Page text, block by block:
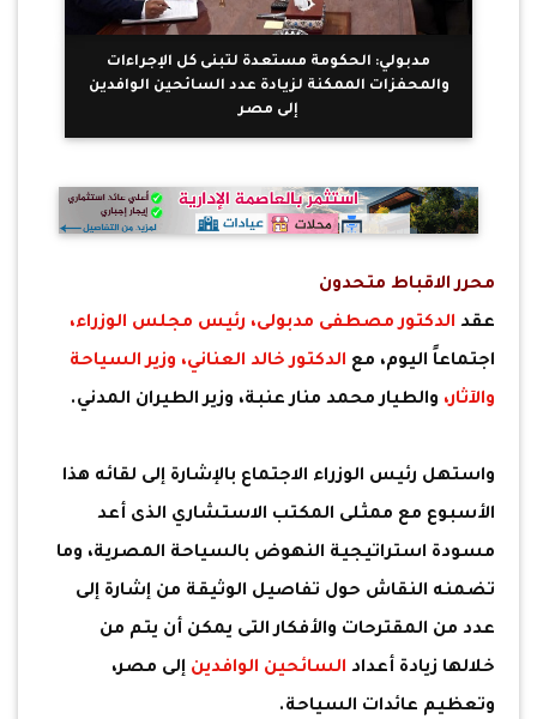
مدبولي: الحكومة مستعدة لتبنى كل الإجراءات
والمحفزات الممكنة لزيادة عدد السائحين الوافدين
إلى مصر
محرر الاقباط متحدون
عقد الدكتور مصطفى مدبولى، رئيس مجلس الوزراء،
اجتماعاً اليوم، مع الدكتور خالد العناني، وزير السياحة
والآثار، والطيار محمد منار عنبة، وزير الطيران المدني.
واستهل رئيس الوزراء الاجتماع بالإشارة إلى لقائه هذا
الأسبوع مع ممثلى المكتب الاستشاري الذى أعد
مسودة استراتيجية النهوض بالسياحة المصرية، وما
تضمنه النقاش حول تفاصيل الوثيقة من إشارة إلى
عدد من المقترحات والأفكار التى يمكن أن يتم من
خلالها زيادة أعداد السائحين الوافدين إلى مصر،
وتعظيم عائدات السياحة.